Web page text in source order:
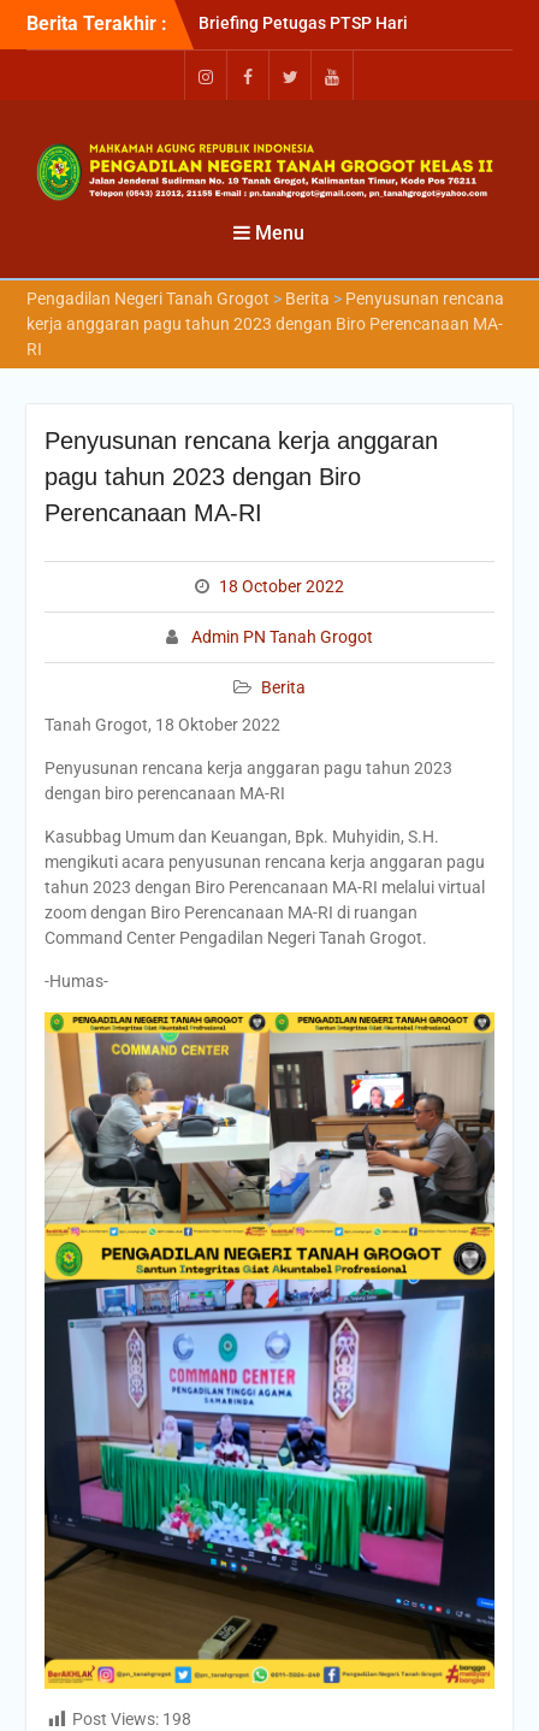
Berita Terakhir :
Briefing Petugas PTSP Hari
Kamis Tanggal 6 Agustus
2026
Sosialisasi Kepesertaan
Kesehatan Nasional (JKN)
bagi Pengadilan Negeri
Tanah Grogot oleh BPJS
Kesehatan Cabang
Briefin Petugas PTSP Hari
Senin, 3 Agustus 2026
Menu
Pengadilan Negeri Tanah Grogot > Berita > Penyusunan rencana
kerja anggaran pagu tahun 2023 dengan Biro Perencanaan MA-
RI
Penyusunan rencana kerja anggaran
pagu tahun 2023 dengan Biro
Perencanaan MA-RI
18 October 2022
Admin PN Tanah Grogot
Berita
Tanah Grogot, 18 Oktober 2022
Penyusunan rencana kerja anggaran pagu tahun 2023
dengan biro perencanaan MA-RI
Kasubbag Umum dan Keuangan, Bpk. Muhyidin, S.H.
mengikuti acara penyusunan rencana kerja anggaran pagu
tahun 2023 dengan Biro Perencanaan MA-RI melalui virtual
zoom dengan Biro Perencanaan MA-RI di ruangan
Command Center Pengadilan Negeri Tanah Grogot.
-Humas-
Post Views: 198